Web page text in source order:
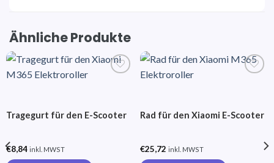
Ähnliche Produkte
Tragegurt für den E-Scooter
€8,84 inkl. MWST
Rad für den Xiaomi E-Scooter
€25,72 inkl. MWST